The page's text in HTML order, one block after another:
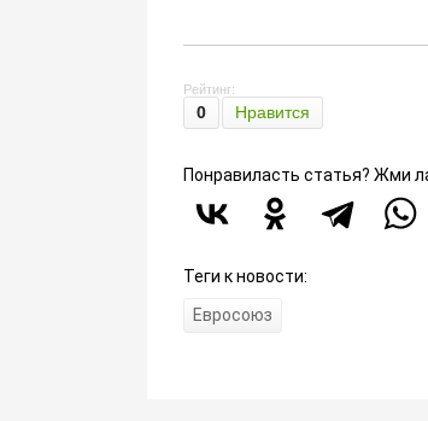
Рейтинг:
0 Нравится
Понравиласть статья? Жми
Теги к новости:
Евросоюз